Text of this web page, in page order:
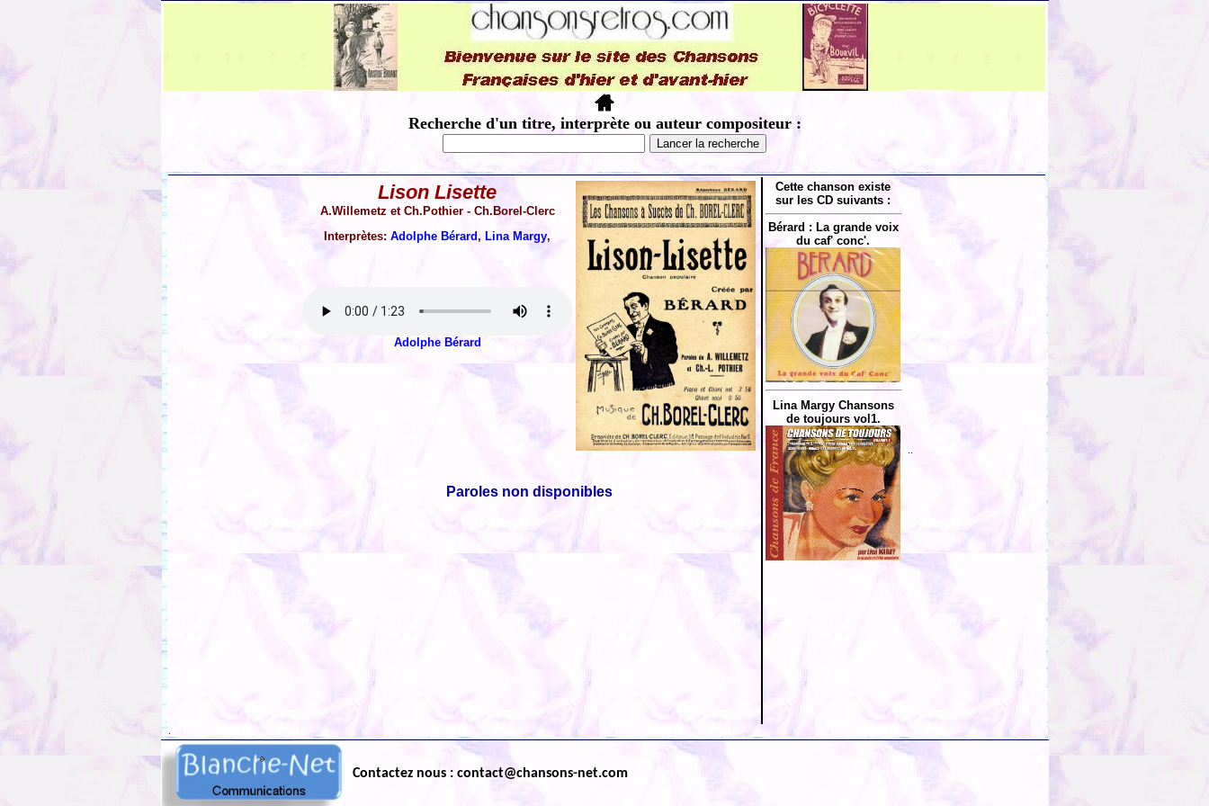
Recherche d'un titre, interprète ou auteur compositeur :
Lison Lisette
A.Willemetz et Ch.Pothier - Ch.Borel-Clerc
Interprètes: Adolphe Bérard, Lina Margy,
Adolphe Bérard
Paroles non disponibles
Cette chanson existe
sur les CD suivants :
Bérard : La grande voix
du caf' conc'.
Lina Margy Chansons
de toujours vol1.
Contactez nous : contact@chansons-net.com